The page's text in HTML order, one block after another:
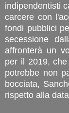
indipendentisti
carcere con
fondi pubblici
secessione
affronterà un
per il 2019,
potrebbe non
bocciata,
rispetto alla